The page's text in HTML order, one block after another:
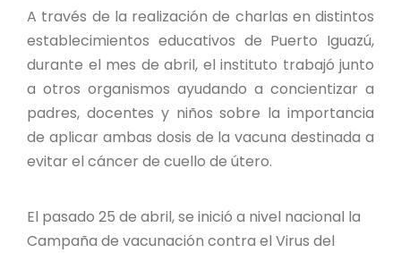
FORMULARIO DE REGISTRO DE
INVESTIGADORES
AUTORIZACIONES
PROGRAMAS Y PROYECTOS
PROYECTO ÁGUILAS DE MISIONES
A través de la realización de charlas en distintos
establecimientos educativos de Puerto Iguazú,
durante el mes de abril, el instituto trabajó junto
a otros organismos ayudando a concientizar a
padres, docentes y niños sobre la importancia
de aplicar ambas dosis de la vacuna destinada a
evitar el cáncer de cuello de útero.
El pasado 25 de abril, se inició a nivel nacional la
Campaña de vacunación contra el Virus del